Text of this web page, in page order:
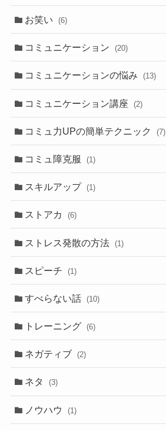
お笑い (6)
コミュニケーション (20)
コミュニケーションの悩み (13)
コミュニケーション講座 (2)
コミュ力UPの簡単テクニック (7)
コミュ障克服 (1)
スキルアップ (1)
ストアカ (6)
ストレス発散の方法 (1)
スピーチ (1)
すべらない話 (10)
トレーニング (6)
ネガティブ (2)
ネタ (3)
ノウハウ (1)